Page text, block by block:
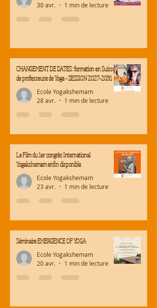
30 avr.
1 min de lecture
CHANGEMENT DE DATES : formation en Suisse
de professeur.e de Yoga - SESSION 2027-2031
Ecole Yogakshemam
28 avr.
1 min de lecture
Le Film du 1er congrès International
Yogakshemam enfin disponible
Ecole Yogakshemam
23 avr.
1 min de lecture
Séminaire EMERGENCE OF YOGA
Ecole Yogakshemam
20 avr.
1 min de lecture